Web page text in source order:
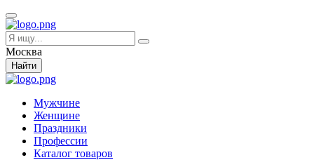
Москва
Найти
Мужчине
Женщине
Праздники
Профессии
Каталог товаров